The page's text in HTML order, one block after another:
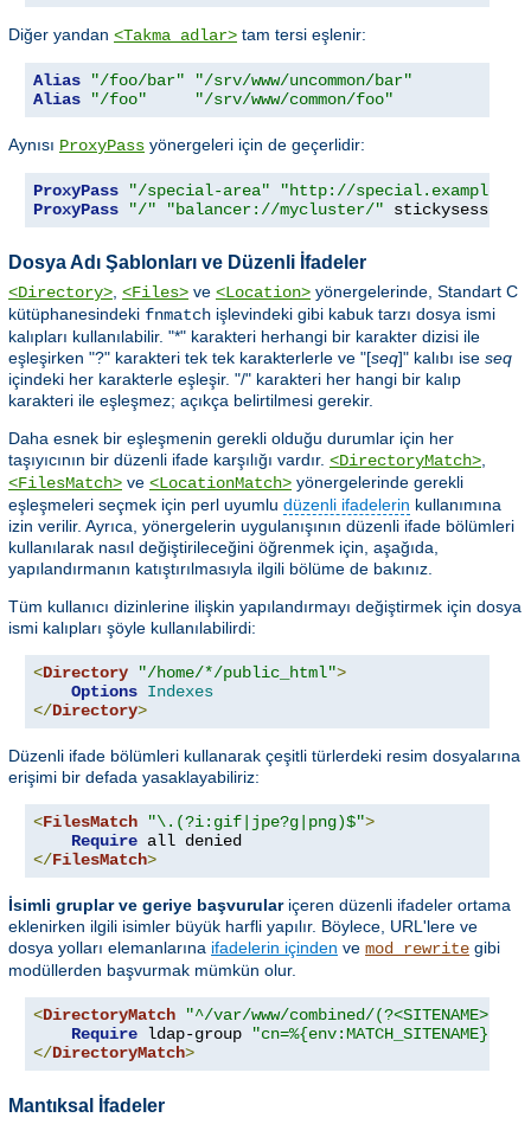
Diğer yandan <Takma adlar> tam tersi eşlenir:
Alias "/foo/bar"
"/srv/www/uncommon/bar"
Alias
"/foo" "/srv/www/common/foo"
Aynısı ProxyPass yönergeleri için de geçerlidir:
ProxyPass "/special-area"
"http://
ProxyPass
"/" "balancer://mycluster/" stickysession
Dosya Adı Şablonları ve Düzenli İfadeler
<Directory> <Files> ve <Location> yönergelerinde, Standart C
kütüphanesindeki fnmatch işlevindeki gibi kabuk tarzı dosya ismi
kalıpları kullanılabilir. "*" karakteri herhangi bir karakter dizisi ile
eşleşirken "?" karakteri tek tek karakterlerle ve "[seq]" kalıbı ise seq
içindeki her karakterle eşleşir. "/" karakteri her hangi bir kalıp
karakteri ile eşleşmez; açıkça belirtilmesi gerekir.
Daha esnek bir eşleşmenin gerekli olduğu durumlar için her
taşıyıcının bir düzenli ifade karşılığı vardır. <DirectoryMatch>
<FilesMatch> ve <LocationMatch> yönergelerinde gerekli
eşleşmeleri seçmek için perl uyumlu düzenli ifadelerin kullanımına
izin verilir. Ayrıca, yönergelerin uygulanışının düzenli ifade bölümleri
kullanılarak nasıl değiştirileceğini öğrenmek için, aşağıda,
yapılandırmanın katıştırılmasıyla ilgili bölüme de bakınız.
Tüm kullanıcı dizinlerine ilişkin yapılandırmayı değiştirmek için dosya
ismi kalıpları şöyle kullanılabilirdi:
<Directory "/home/*/public_html">
Options Indexes
</Directory>
Düzenli ifade bölümleri kullanarak çeşitli türlerdeki resim dosyalarına
erişimi bir defada yasaklayabiliriz:
<FilesMatch "\.(?i:gif|jpe?g|png)$">
Require
</FilesMatch>
İsimli gruplar ve geriye başvurulariçeren düzenli ifadeler ortama
eklenirken ilgili isimler büyük harfli yapılır. Böylece, URL'lere ve
dosya yolları elemanlarına ifadelerin içinden ve mod_rewrite gibi
modüllerden başvurmak mümkün olur.
<DirectoryMatch
"^/var/www/combined/(?<SITENAME>[^/
Require ldap-group
</DirectoryMatch>
Mantıksal İfadeler